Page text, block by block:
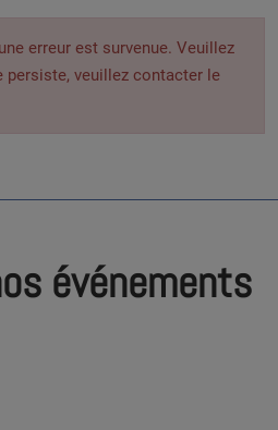
erreur est survenue. Veuillez
persiste, veuillez contacter le
événements